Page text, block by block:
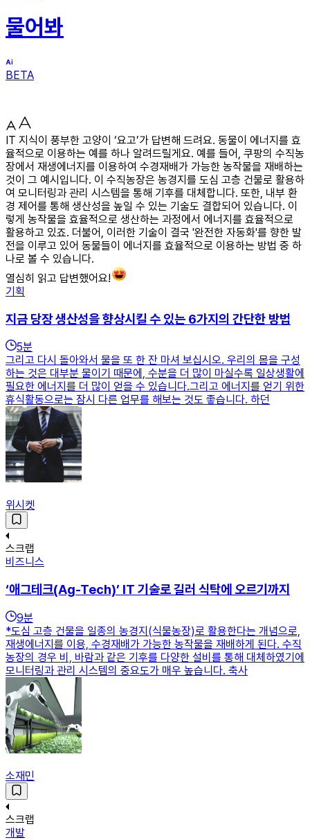
물어봐
BETA
IT 지식이 풍부한 고양이 ‘요고’가 답변해 드려요. 동물이 에너지를 효
율적으로 이용하는 예를 하나 알려드릴게요. 예를 들어, 쿠팡의 수직농
장에서 재생에너지를 이용하여 수경재배가 가능한 농작물을 재배하는
것이 그 예시입니다. 이 수직농장은 농경지를 도심 고층 건물로 활용하
여 모니터링과 관리 시스템을 통해 기후를 대체합니다. 또한, 내부 환
경 제어를 통해 생산성을 높일 수 있는 기술도 결합되어 있습니다. 이
렇게 농작물을 효율적으로 생산하는 과정에서 에너지를 효율적으로
활용하고 있죠. 더불어, 이러한 기술이 결국 '완전한 자동화'를 향한 발
전을 이루고 있어 동물들이 에너지를 효율적으로 이용하는 방법 중 하
나로 볼 수 있습니다.
열심히 읽고 답변했어요!
기획
지금 당장 생산성을 향상시킬 수 있는 6가지의 간단한 방법
5분
그리고 다시 돌아와서 물을 또 한 잔 마셔 보십시오. 우리의 몸을 구성
하는 것은 대부분 물이기 때문에, 수분을 더 많이 마실수록 일상생활에
필요한 에너지를 더 많이 얻을 수 있습니다.그리고 에너지를 얻기 위한
휴식활동으로는 잠시 다른 업무를 해보는 것도 좋습니다. 하던
위시켓
스크랩
비즈니스
‘애그테크(Ag-Tech)’ IT 기술로 길러 식탁에 오르기까지
9분
*도심 고층 건물을 일종의 농경지(식물농장)로 활용한다는 개념으로,
재생에너지를 이용, 수경재배가 가능한 농작물을 재배하게 된다. 수직
농장의 경우 비, 바람과 같은 기후를 다양한 설비를 통해 대체하였기에
모니터링과 관리 시스템의 중요도가 매우 높습니다. 축사
소재민
스크랩
개발